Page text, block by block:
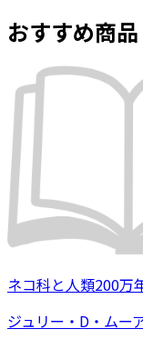
おすすめ商品
ネコ科と人類200万
ジュリー・D・ムー